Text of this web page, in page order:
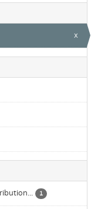
x
1